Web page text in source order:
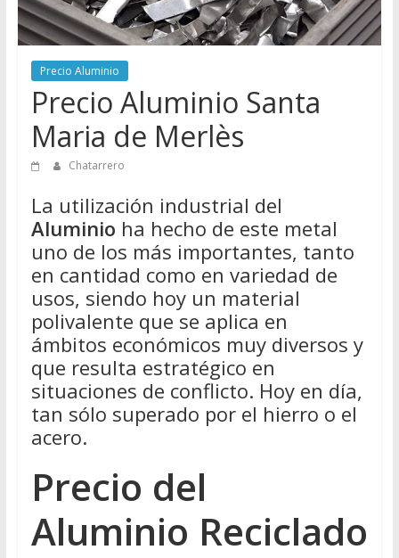
de
Chatarreros
vender
Chatarra
Precio Aluminio
Precio Aluminio Santa
Maria de Merlès
Chatarrero
La utilización industrial del
Aluminio ha hecho de este metal
uno de los más importantes, tanto
en cantidad como en variedad de
usos, siendo hoy un material
polivalente que se aplica en
ámbitos económicos muy diversos y
que resulta estratégico en
situaciones de conflicto. Hoy en día,
tan sólo superado por el hierro o el
acero.
Precio del
Aluminio Reciclado